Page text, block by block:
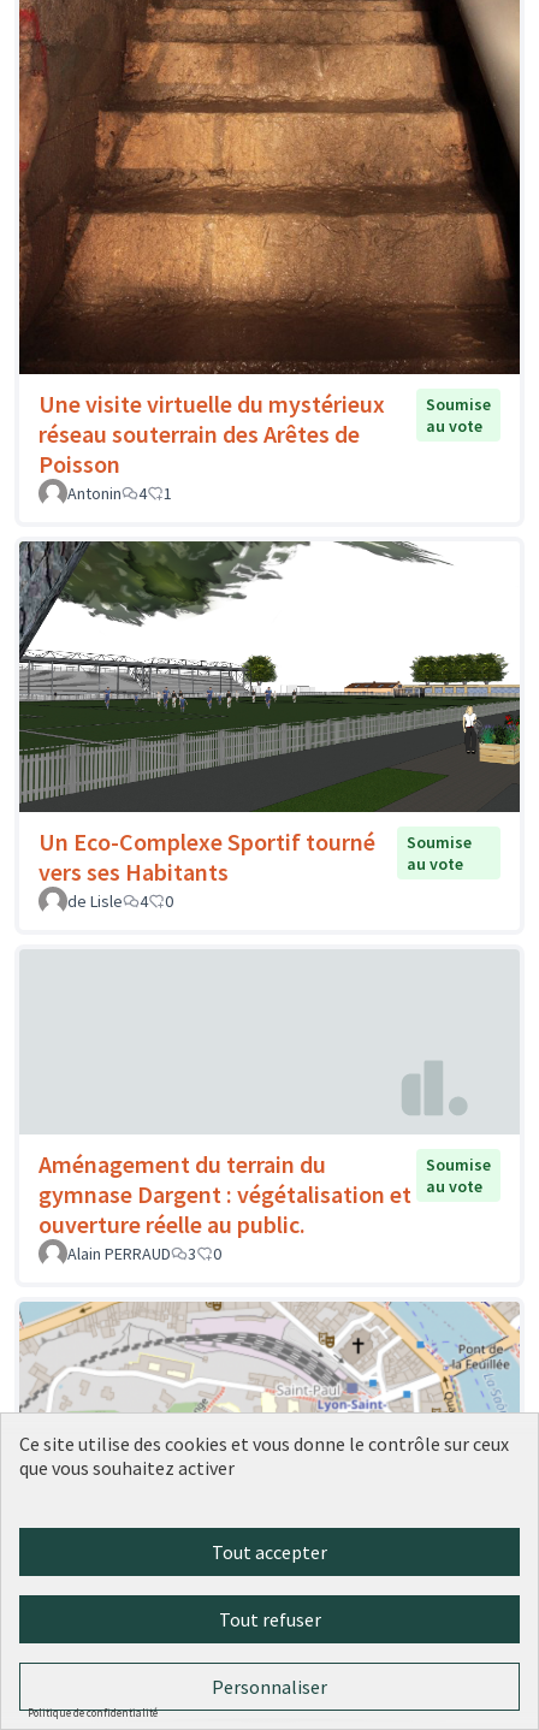
Une visite virtuelle du mystérieux
réseau souterrain des Arêtes de
Poisson
Soumise
au vote
Antonin 4 1
Un Eco-Complexe Sportif tourné
vers ses Habitants
Soumise
au vote
de Lisle
4 0
Aménagement du terrain du
gymnase Dargent : végétalisation et
ouverture réelle au public.
Soumise
au vote
Alain PERRAUD 3 0
Ce site utilise des cookies et vous donne le contrôle sur ceux
que vous souhaitez activer
Tout accepter
Tout refuser
Personnaliser
Politique de confidentialité